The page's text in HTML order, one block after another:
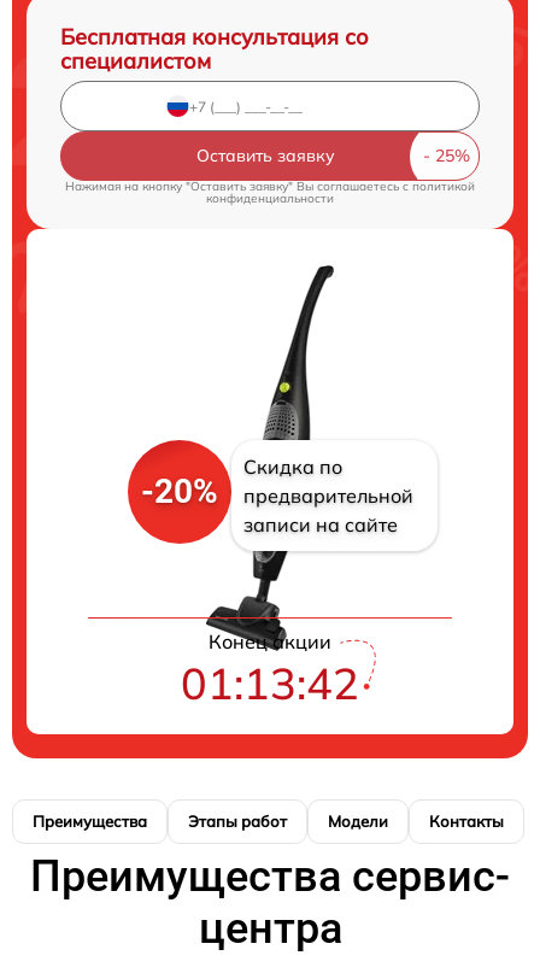
Бесплатная консультация со
специалистом
Оставить заявку
Нажимая на кнопку "Оставить заявку" Вы соглашаетесь cполитикой
конфиденциальности
-20%
Скидка по
предварительной
записи на сайте
Конец акции
01:13:41
Преимущества Этапы работ Модели Контакты
Преимущества сервис-
центра